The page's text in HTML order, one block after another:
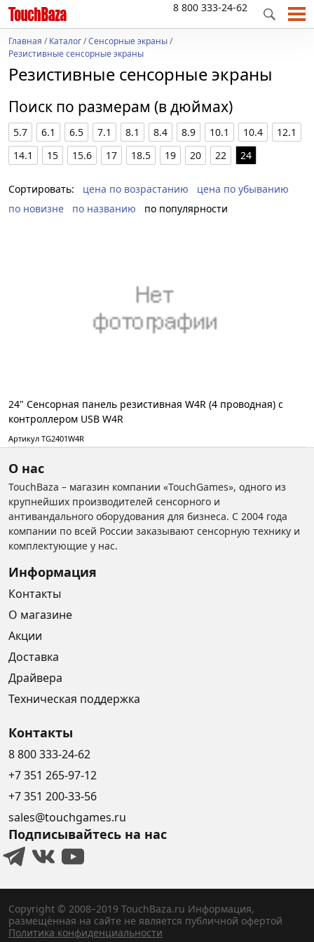
8 800 333-24-62
Главная /Каталог/Сенсорные экраны/
Резистивные сенсорные экраны
Резистивные сенсорные экраны
Поиск по размерам (в дюймах)
5.7 6.1 6.5 7.1 8.1 8.4 8.9 10.1 10.4
12.1
14.1
15 15.6 17 18.5 19 20 22 24
Сортировать: цена по возрастанию
цена по убыванию
по новизне
по названию по популярности
24" Сенсорная панель резистивная W4R (4 проводная) c
контроллером USB W4R
Артикул TG2401W4R
О нас
TouchBaza – магазин компании «TouchGames», одного из
крупнейших производителей сенсорного и
антивандального оборудования для бизнеса. С 2004 года
компании по всей России заказывают сенсорную технику и
комплектующие у нас.
Информация
Контакты
О магазине
Акции
Доставка
Драйвера
Техническая поддержка
Контакты
8 800 333-24-62
+7 351 265-97-12
+7 351 200-33-56
sales@touchgames.ru
Подписывайтесь на нас
Copyright © 2008–2019 TouchBaza.ru Информация,
размещённая на сайте не является публичной офертой
Политика конфиденциальности